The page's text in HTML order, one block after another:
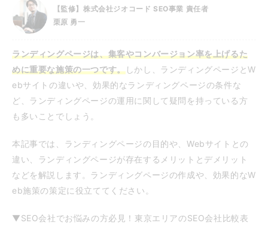
【監修】株式会社ジオコード SEO事業 責任者
栗原 勇一
ランディングページは、集客やコンバージョン率を上げるた
めに重要な施策の一つです。しかし、ランディングページとW
ebサイトの違いや、効果的なランディングページの条件な
ど、ランディングページの運用に関して疑問を持っている方
も多いことでしょう。
本記事では、ランディングページの目的や、Webサイトとの
違い、ランディングページが存在するメリットとデメリット
などを解説します。ランディングページの作成や、効果的なW
eb施策の策定に役立ててください。
▼SEO会社でお悩みの方必見！東京エリアのSEO会社比較表